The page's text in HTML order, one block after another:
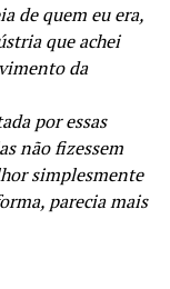
de quem eu era,
que achei
da
por essas
não fizessem
simplesmente
parecia mais